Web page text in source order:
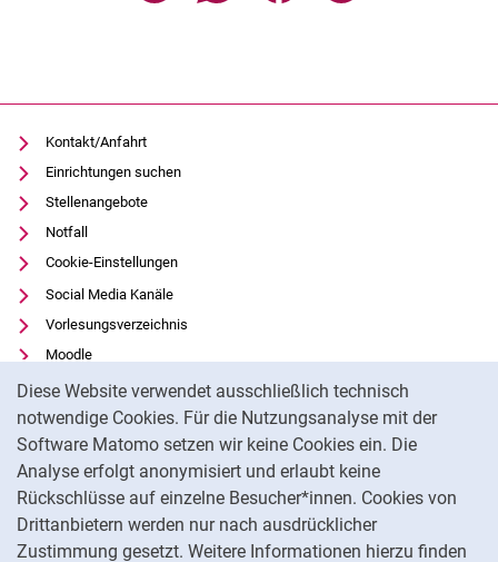
Diese Website verwendet ausschließlich technisch
notwendige Cookies. Für die Nutzungsanalyse mit der
Software Matomo setzen wir keine Cookies ein. Die
Analyse erfolgt anonymisiert und erlaubt keine
Rückschlüsse auf einzelne Besucher*innen. Cookies von
Drittanbietern werden nur nach ausdrücklicher
Zustimmung gesetzt. Weitere Informationen hierzu finden
Kontakt/Anfahrt
Einrichtungen suchen
Stellenangebote
Notfall
Cookie-Einstellungen
Social Media Kanäle
Vorlesungsverzeichnis
Moodle
Panopto
Universitätsbibliothek
Datenschutz
Barrierefreiheit
Transparenter KI-Einsatz